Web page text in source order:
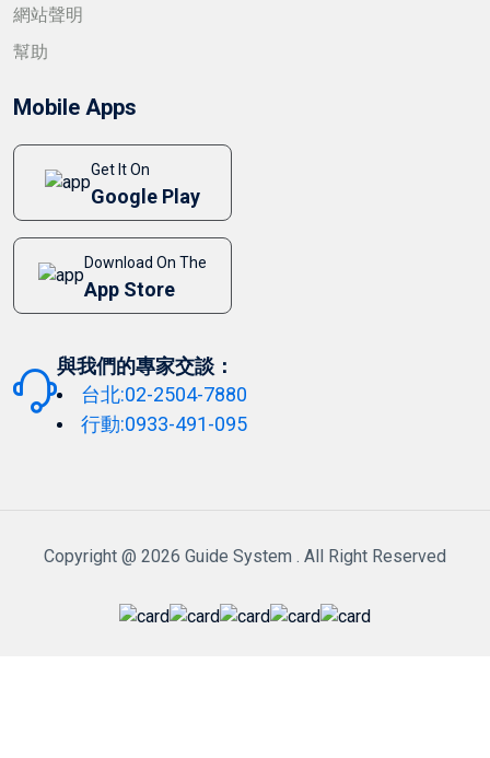
網站聲明
幫助
Mobile Apps
Get It On
Google Play
Download On The
App Store
與我們的專家交談：
台北:02-2504-7880
行動:0933-491-095
Copyright @ 2026 Guide System . All Right Reserved